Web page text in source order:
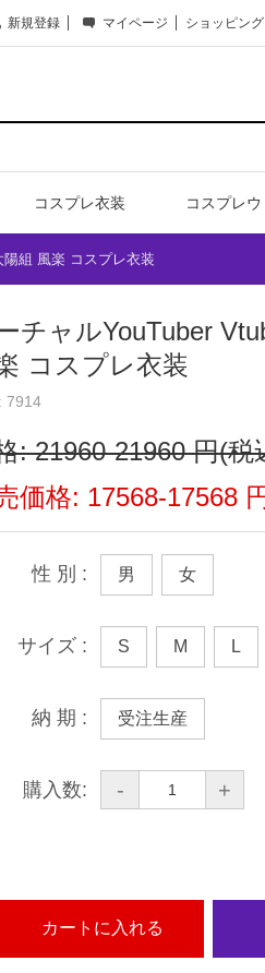
新規登録 マイページ ショッピング
コスプレ衣装 コスプレ
組 風楽 コスプレ衣装
チャルYouTuber
コスプレ衣装
7914
:21960-21960 円(税
価格: 17568-17568
性 別 : 男 女
サイズ : S M L
納 期 : 受注生産
購入数: - +
カートに入れる